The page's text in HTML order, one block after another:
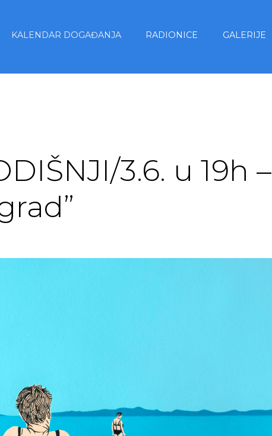
KALENDAR DOGAĐANJA RADIONICE GALERIJE
3.6. u 19h –